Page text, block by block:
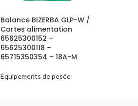
Balance BIZERBA GLP-W /
Cartes alimentation
65625300152 –
65625300118 –
65715350354 – 18A-M
Équipements de pesée